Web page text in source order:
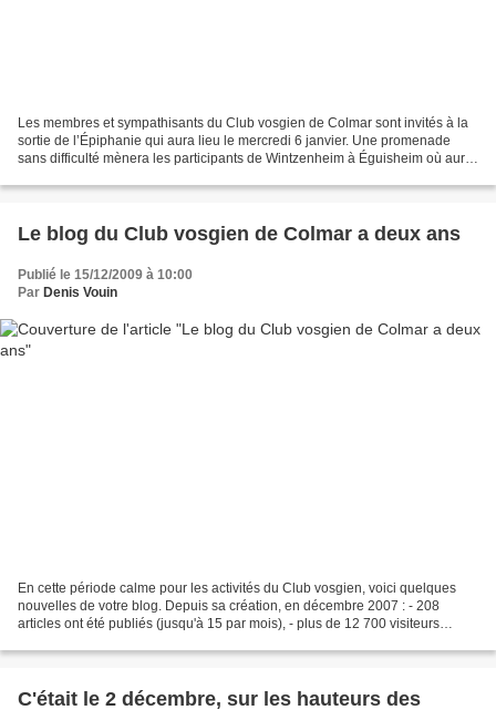
Les membres et sympathisants du Club vosgien de Colmar sont invités à la
sortie de l’Épiphanie qui aura lieu le mercredi 6 janvier. Une promenade
sans difficulté mènera les participants de Wintzenheim à Éguisheim où aura
Le blog du Club vosgien de Colmar a deux ans
Publié le 15/12/2009 à 10:00
Par Denis Vouin
En cette période calme pour les activités du Club vosgien, voici quelques
nouvelles de votre blog. Depuis sa création, en décembre 2007 : - 208
articles ont été publiés (jusqu'à 15 par mois), - plus de 12 700 visiteurs
C'était le 2 décembre, sur les hauteurs des